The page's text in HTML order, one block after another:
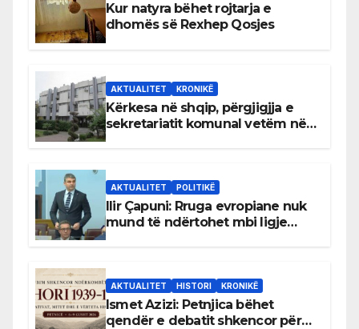
Kur natyra bëhet rojtarja e
dhomës së Rexhep Qosjes
AKTUALITET KRONIKË
Kërkesa në shqip, përgjigjja e
sekretariatit komunal vetëm në
AKTUALITET POLITIKË
Ilir Çapuni: Rruga evropiane nuk
mund të ndërtohet mbi ligje
AKTUALITET HISTORI KRONIKË
Ismet Azizi: Petnjica bëhet
qendër e debatit shkencor për